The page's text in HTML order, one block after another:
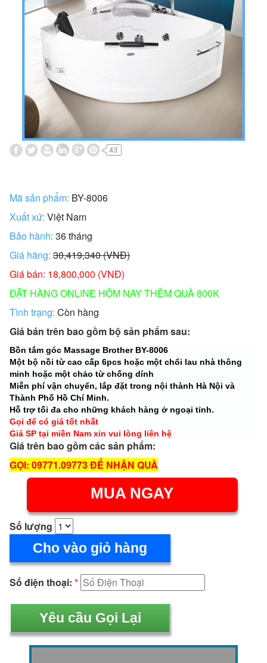
Mã sản phẩm: BY-8006
Xuất xứ: Việt Nam
Bảo hành: 36 tháng
Giá hãng: 30,419,340 (VNĐ)
Giá bán: 18,800,000 (VNĐ)
ĐẶT HÀNG ONLINE HÔM NAY THÊM QUÀ 800K
Tình trạng: Còn hàng
Giá bán trên bao gồm bộ sản phẩm sau:
Bồn tắm góc Massage Brother BY-8006
Một bộ nồi từ cao cấp 6pcs hoặc một chổi lau nhà thông
minh hoặc một chảo từ chống dính
Miễn phí vận chuyển, lắp đặt trong nội thành Hà Nội và
Thành Phố Hồ Chí Minh.
Hỗ trợ tối đa cho những khách hàng ở ngoại tỉnh.
Gọi để có giá tốt nhất
Giá SP tại miền Nam xin vui lòng liên hệ
Giá trên bao gồm các sản phẩm:
GỌI: 09771.09773 ĐỂ NHẬN QUÀ
MUA NGAY
Số lượng
Cho vào giỏ hàng
Số điện thoại: *